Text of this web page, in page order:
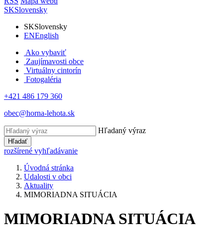
SKSlovensky
SKSlovensky
ENEnglish
Ako vybaviť
Zaujímavosti obce
Virtuálny cintorín
Fotogaléria
+421 486 179 360
obec@horna-lehota.sk
Hľadaný výraz
Hľadať
rozšírené vyhľadávanie
Úvodná stránka
Udalosti v obci
Aktuality
MIMORIADNA SITUÁCIA
MIMORIADNA SITUÁCIA